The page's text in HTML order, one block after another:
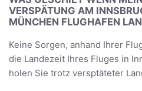
VERSPÄTUNG AM
MÜNCHEN FLUGHAFEN
Keine Sorgen, anhand Ihrer
die Landezeit Ihres Fluges in
holen Sie trotz versptäteter